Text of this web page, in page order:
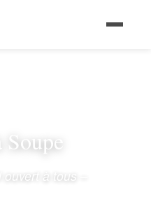
Soupe
à tous –